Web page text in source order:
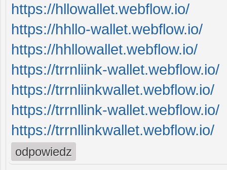
https://hllowallet.webflow.io/
https://hhllo-wallet.webflow.io/
https://hhllowallet.webflow.io/
https://trrnliink-wallet.webflow.io/
https://trrnliinkwallet.webflow.io/
https://trrnllink-wallet.webflow.io/
https://trrnllinkwallet.webflow.io/
odpowiedz